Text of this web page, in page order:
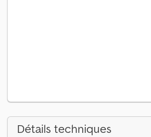
Détails techniques